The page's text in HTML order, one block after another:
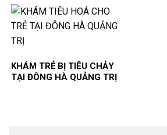
KHÁM TRẺ BỊ TIÊU CHẢY
TẠI ĐÔNG HÀ QUẢNG TRỊ